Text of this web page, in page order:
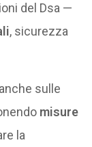
del Dsa —
, sicurezza
sulle
misure
la